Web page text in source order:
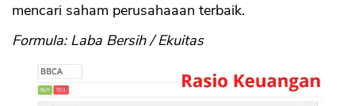
mencari saham perusahaaan terbaik.
Formula: Laba Bersih / Ekuitas